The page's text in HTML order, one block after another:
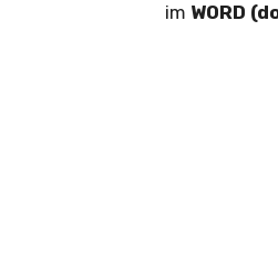
im WORD